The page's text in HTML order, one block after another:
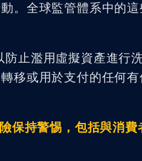
。全球監管體系中的
止濫用虛擬資產進行
移或用於支付的任何
保持警惕，包括與消費